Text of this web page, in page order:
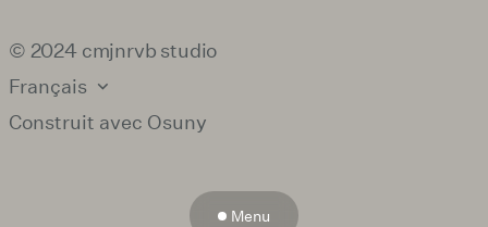
Menu
© 2024 cmjnrvb studio
Français
Construit avec Osuny